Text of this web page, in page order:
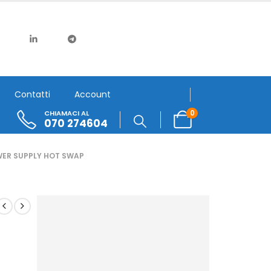
Contatti Account
CHIAMACI AL
070 274604
0
SUPPLY HOT SWAP